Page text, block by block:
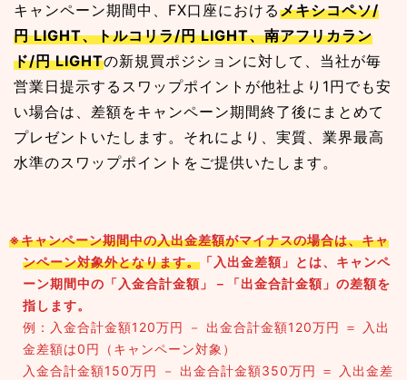
キャンペーン期間中、FX口座におけるメキシコペソ/
円 LIGHT、トルコリラ/円 LIGHT、南アフリカラン
ド/円 LIGHTの新規買ポジションに対して、当社が毎
営業日提示するスワップポイントが他社より1円でも安
い場合は、差額をキャンペーン期間終了後にまとめて
プレゼントいたします。それにより、実質、業界最高
水準のスワップポイントをご提供いたします。
※キャンペーン期間中の入出金差額がマイナスの場合は、キャ
ンペーン対象外となります。 「入出金差額」とは、キャンペ
ーン期間中の「入金合計金額」－「出金合計金額」の差額を
指します。
例：入金合計金額120万円 － 出金合計金額120万円 ＝ 入出
金差額は0円（キャンペーン対象）
入金合計金額150万円 － 出金合計金額350万円 ＝ 入出金差